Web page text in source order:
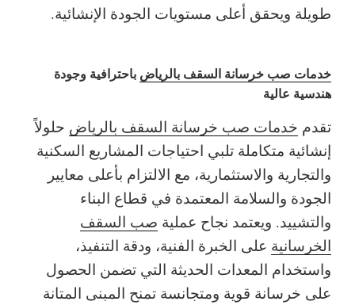
طويلة ويحقق أعلى مستويات الجودة الإنشائية.
خدمات صب خرسانة السقف بالرياض باحترافية وجودة
هندسية عالية
تقدم خدمات صب خرسانة السقف بالرياض حلولاً
إنشائية متكاملة تلبي احتياجات المشاريع السكنية
والتجارية والاستثمارية، مع الالتزام بأعلى معايير
الجودة والسلامة المعتمدة في قطاع البناء
والتشييد. ويعتمد نجاح عملية صب السقف
الخرسانية على الخبرة الفنية، ودقة التنفيذ،
واستخدام المعدات الحديثة التي تضمن الحصول
على خرسانة قوية ومتجانسة تمنح المبنى المتانة